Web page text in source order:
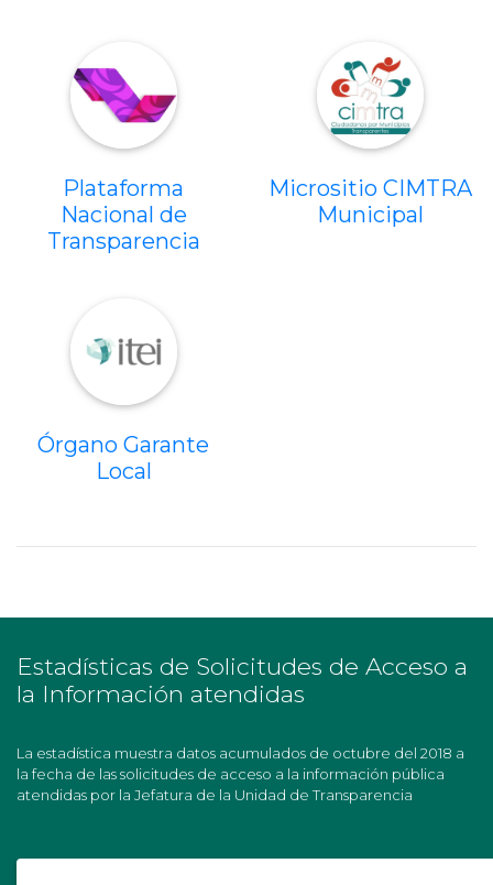
Plataforma
Nacional de
Transparencia
Micrositio CIMTRA
Municipal
Órgano Garante
Local
Estadísticas de Solicitudes de Acceso a
la Información atendidas
La estadística muestra datos acumulados de octubre del 2018 a
la fecha de las solicitudes de acceso a la información pública
atendidas por la Jefatura de la Unidad de Transparencia